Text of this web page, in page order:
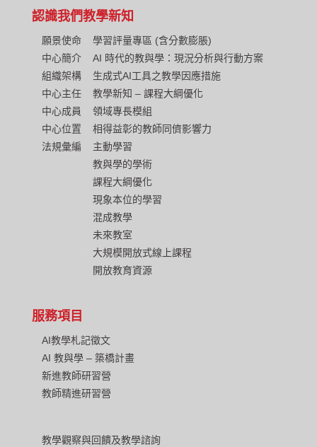
認識我們
願景使命
中心簡介
組織架構
中心主任
中心成員
中心位置
法規彙編
教學新知
學習評量專區 (含分數膨脹)
AI 時代的教與學：現況分析與行動方案
生成式AI工具之教學因應措施
教學新知 – 課程大綱優化
領域專長模組
相得益彰的教師同儕影響力
主動學習
教與學的學術
課程大綱優化
現象本位的學習
混成教學
未來教室
大規模開放式線上課程
開放教育資源
服務項目
AI教學札記徵文
AI 教與學 – 築橋計畫
新進教師研習營
教師精進研習營
教學觀察與回饋及教學諮詢